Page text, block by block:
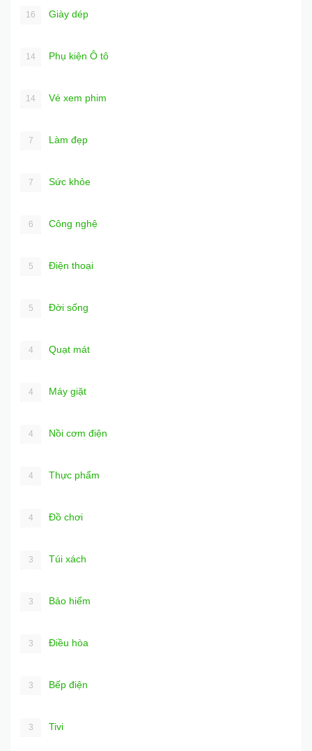
16 Giày dép
14 Phụ kiện Ô tô
14 Vé xem phim
7 Làm đẹp
7 Sức khỏe
6 Công nghệ
5 Điện thoại
5 Đời sống
4 Quạt mát
4 Máy giặt
4 Nồi cơm điện
4 Thực phẩm
4 Đồ chơi
3 Túi xách
3 Bảo hiểm
3 Điều hòa
3 Bếp điện
3 Tivi